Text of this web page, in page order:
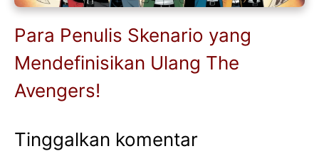
Para Penulis Skenario yang
Mendefinisikan Ulang The
Avengers!
Tinggalkan komentar